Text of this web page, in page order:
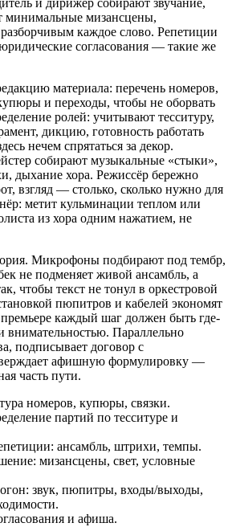
и дирижёр собирают звучание,
минимальные мизансцены,
разборчивым каждое слово. Репетиции
согласования — такие же
материала: перечень номеров,
и переходы, чтобы не оборвать
ролей: учитывают тесситуру,
дикцию, готовность работать
нечем спрятаться за декор.
собирают музыкальные «стыки»,
дыхание хора. Режиссёр бережно
взгляд — столько, сколько нужно для
метит кульминации теплом или
из хора одним нажатием, не
Микрофоны подбирают под тембр,
не подменяет живой ансамбль, а
чтобы текст не тонул в оркестровой
пюпитров и кабелей экономят
каждый шаг должен быть где-
Параллельно
подписывает договор с
афишную формулировку —
часть пути.
номеров, купюры, связки.
партий по тесситуре и
ансамбль, штрихи, темпы.
мизансцены, свет, условные
звук, пюпитры, входы/выходы,
и афиша.